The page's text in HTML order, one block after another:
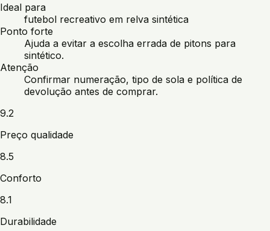
Ideal para
futebol recreativo em relva sintética
Ponto forte
Ajuda a evitar a escolha errada de pitons para
sintético.
Atenção
Confirmar numeração, tipo de sola e política de
devolução antes de comprar.
9.2
Preço qualidade
8.5
Conforto
8.1
Durabilidade